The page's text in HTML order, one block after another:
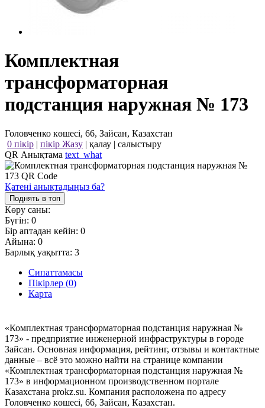
Комплектная
трансформаторная
подстанция наружная № 173
Головченко көшесі, 66, Зайсан, Казахстан
0 пікір | пікір Жазу | қалау | салыстыру
QR Анықтама text_what
Қатені анықтадыңыз ба?
Поднять в топ
Көру саны:
Бүгін: 0
Бір аптадан кейін: 0
Айына: 0
Барлық уақытта: 3
Сипаттамасы
Пікірлер (0)
Карта
«Комплектная трансформаторная подстанция наружная №
173» - предприятие инженерной инфраструктуры в городе
Зайсан. Основная информация, рейтинг, отзывы и контактные
данные – всё это можно найти на странице компании
«Комплектная трансформаторная подстанция наружная №
173» в информационном производственном портале
Казахстана prokz.su. Компания расположена по адресу
Головченко көшесі, 66, Зайсан, Казахстан.